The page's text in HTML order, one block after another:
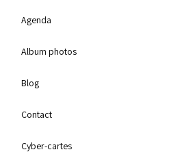
Agenda
Album photos
Blog
Contact
Cyber-cartes